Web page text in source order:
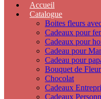
Accueil
Catalogue
Boites fleurs
Cadeaux pour
Cadeaux pour
Cadeau pour
Cadeau pour
Bouquet de
Chocolat
Cadeaux
Cadeaux